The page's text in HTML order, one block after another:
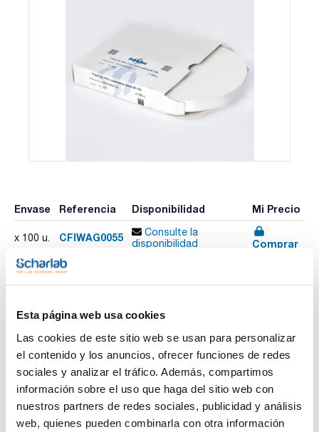
Esta página web usa cookies
Las cookies de este sitio web se usan para personalizar
el contenido y los anuncios, ofrecer funciones de redes
sociales y analizar el tráfico. Además, compartimos
información sobre el uso que haga del sitio web con
nuestros partners de redes sociales, publicidad y análisis
web, quienes pueden combinarla con otra información
Envase Referencia Disponibilidad Mi Precio
x 100 u. CFIWAG0055
Consulte la
disponibilidad
Comprar
Imprimir ficha de
producto
Características
Diámetro (mm) : 55
Retención típica (µm) : 20-25
Plano/Plegado : Plano
Pack (u.) : 100
Papeles de filtro para análisis cuantitativos y gravimétricos.
Fabricados con celulosa de alta pureza, con un contenido en
cenizas inferior al 0,01%.
Ver más